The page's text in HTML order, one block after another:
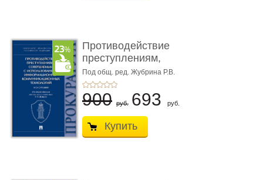
Противодействие
преступлениям,
совершаемым с ...
Под общ. ред. Жубрина Р.В.
900 руб. 693 руб.
Купить